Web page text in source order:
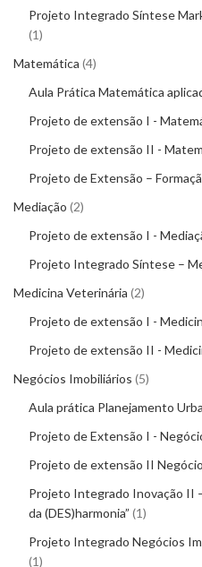
Projeto Integrado Síntese
1
Matemática 4
Aula Prática Matemática
Projeto de extensão I -
Projeto de extensão II -
Projeto de Extensão –
Mediação 2
Projeto de extensão I -
Projeto Integrado Síntese –
Medicina Veterinária 2
Projeto de extensão I -
Projeto de extensão II -
Negócios Imobiliários 5
Aula prática Planejamento
Projeto de Extensão I -
Projeto de extensão II
Projeto Integrado Inovação II
da (DES)harmonia” 1
Projeto Integrado Negócios
1